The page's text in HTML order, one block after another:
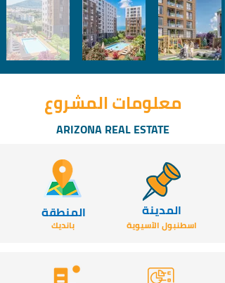
المنطقة
بانديك
المدينة
اسطنبول الآسيوية
معلومات المشروع
ARIZONA REAL ESTATE